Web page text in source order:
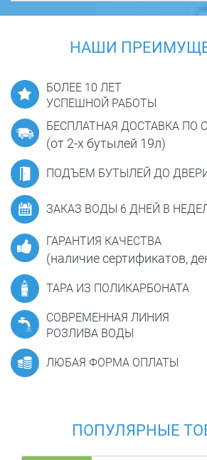
НАШИ
БОЛЕЕ 10 ЛЕТ
УСПЕШНОЙ РАБОТЫ
БЕСПЛАТНАЯ ДОСТАВКА ПО
(от 2-х бутылей 19л)
ПОДЪЕМ БУТЫЛЕЙ ДО
ЗАКАЗ ВОДЫ 6 ДНЕЙ В
ГАРАНТИЯ КАЧЕСТВА
(наличие сертификатов,
ТАРА ИЗ ПОЛИКАРБОНАТА
СОВРЕМЕННАЯ ЛИНИЯ
РОЗЛИВА ВОДЫ
ЛЮБАЯ ФОРМА ОПЛАТЫ
ПОПУЛЯРНЫЕ